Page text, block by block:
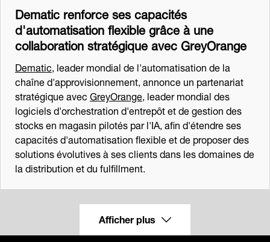
Dematic renforce ses capacités
d'automatisation flexible grâce à une
collaboration stratégique avec GreyOrange
Dematic, leader mondial de l'automatisation de la
chaîne d'approvisionnement, annonce un partenariat
stratégique avecGreyOrange, leader mondial des
logiciels d'orchestration d'entrepôt et de gestion des
stocks en magasin pilotés par l'IA, afin d'étendre ses
capacités d'automatisation flexible et de proposer des
solutions évolutives à ses clients dans les domaines de
la distribution et du fulfillment.
Afficher plus